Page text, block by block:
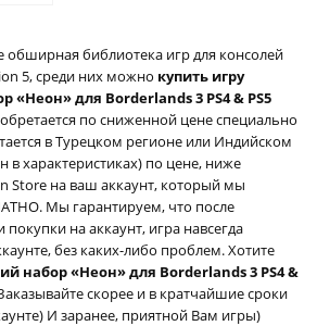
библиотека игр для консолей
5, среди них можно купить игру
«Неон» для Borderlands 3 PS4 & PS5
по сниженной цене специально
в Турецком регионе или Индийском
в характеристиках) по цене, ниже
Store на ваш аккаунт, который мы
Мы гарантируем, что после
покупки на аккаунт, игра навсегда
без каких-либо проблем. Хотите
набор «Неон» для Borderlands 3 PS4 &
скорее и в кратчайшие сроки
И заранее, приятной Вам игры)